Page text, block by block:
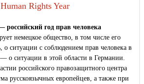
Human Rights Year
российский год прав человека
немецкое общество, в том числе его
о ситуации с соблюдением прав человека в
о ситуации в этой области в Германии.
российского правозащитного центра
русскоязычных европейцев, а также при